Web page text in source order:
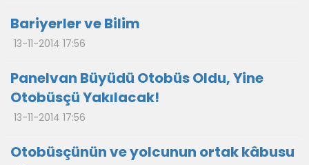
Bariyerler ve Bilim
13-11-2014 17:56
Panelvan Büyüdü Otobüs Oldu, Yine
Otobüsçü Yakılacak!
13-11-2014 17:56
Otobüsçünün ve yolcunun ortak kâbusu